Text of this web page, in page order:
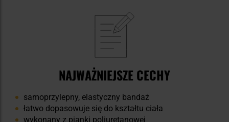
NAJWAŻNIEJSZE CECHY
samoprzylepny, elastyczny bandaż
łatwo dopasowuje się do kształtu ciała
wykonany z pianki poliuretanowej